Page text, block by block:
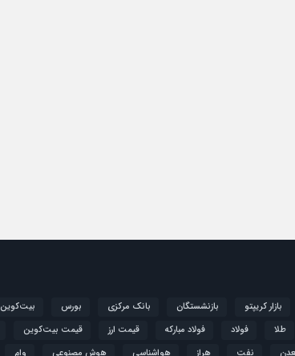
بازار کریپتو بازنشستگان بانک مرکزی بورس بیت‌کوین
طلا فولاد فولاد مبارکه قیمت ارز قیمت بیت‌کوین
نفت هراز هواشناسی هوش مصنوعی وام